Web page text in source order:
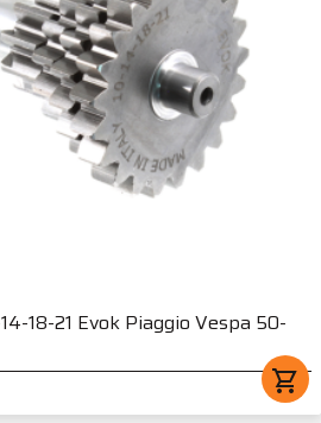
18-21 Evok Piaggio Vespa 50-
shopping_cart